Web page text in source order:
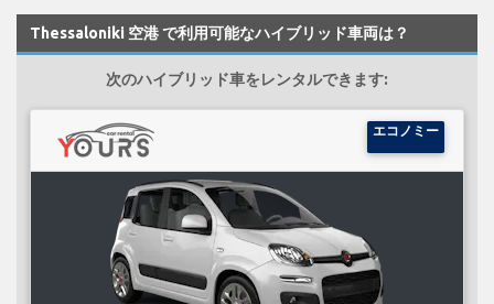
Thessaloniki 空港 で利用可能なハイブリッド車両は？
次のハイブリッド車をレンタルできます:
エコノミー